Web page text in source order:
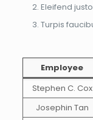
Eleifend
Turpis
Employee
Stephen C. Cox
Josephin Tan